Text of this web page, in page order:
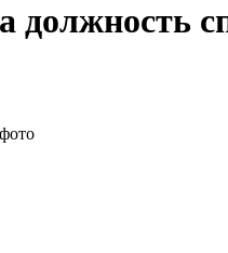
должность